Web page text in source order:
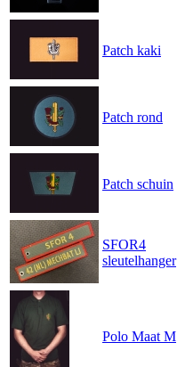
Patch kaki
Patch rond
Patch schuin
SFOR4
sleutelhanger
Polo Maat M